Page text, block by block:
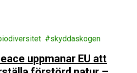
skyddaskogen
uppmanar EU att